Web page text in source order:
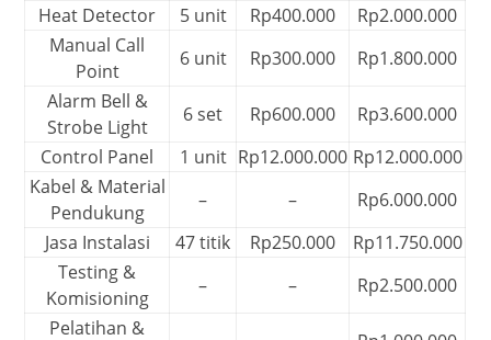
Heat Detector
5 unit Rp400.000
Rp2.000.000
Manual Call
Point
6 unit Rp300.000
Rp1.800.000
Alarm Bell &
Strobe Light
6 set Rp600.000
Rp3.600.000
Control Panel
1 unit Rp12.000.000 Rp12.000.000
Kabel & Material
Pendukung
– –
Rp6.000.000
Jasa Instalasi
47 titik Rp250.000
Rp11.750.000
Testing &
Komisioning
– –
Rp2.500.000
Pelatihan &